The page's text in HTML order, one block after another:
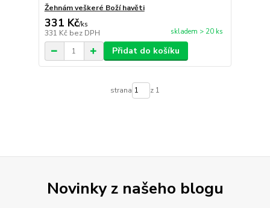
Žehnám veškeré Boží havěti
331 Kč/ks
331 Kč bez DPH skladem > 20 ks
Přidat do košíku
strana z 1
Novinky z našeho blogu